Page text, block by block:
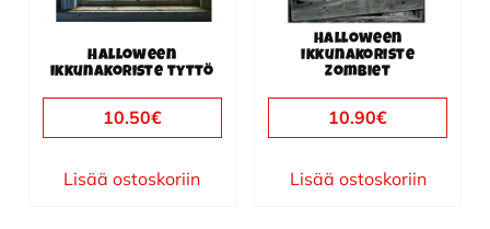
Halloween
ikkunakoriste tyttö
10.50€
Lisää ostoskoriin
Halloween
ikkunakoriste
Zombiet
10.90€
Lisää ostoskoriin